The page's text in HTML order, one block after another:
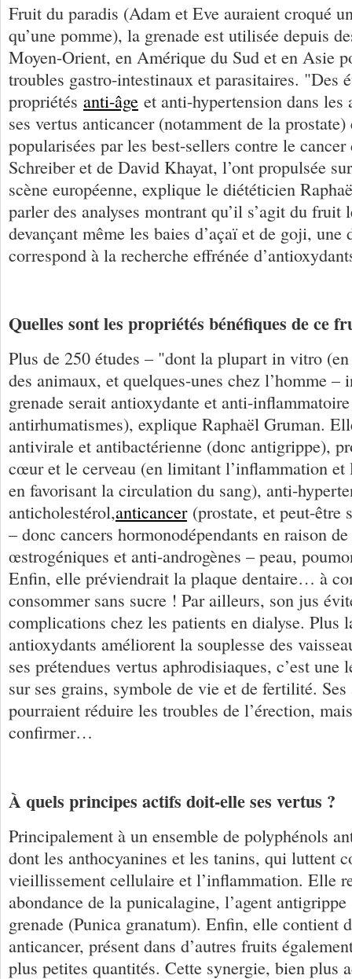
Fruit du paradis (Adam et Eve auraient croqué
qu’une pomme), la grenade est utilisée depuis
Moyen-Orient, en Amérique du Sud et en Asie
troubles gastro-intestinaux et parasitaires. "Des
propriétés anti-âge et anti-hypertension dans les
ses vertus anticancer (notamment de la prostate)
popularisées par les best-sellers contre le
Schreiber et de David Khayat, l’ont propulsée
scène européenne, explique le diététicien
parler des analyses montrant qu’il s’agit du fruit
devançant même les baies d’açaï et de goji,
correspond à la recherche effrénée
Quelles sont les propriétés bénéfiques de ce
Plus de 250 études – "dont la plupart in vitro
des animaux, et quelques-unes chez l’homme –
grenade serait antioxydante et anti-
antirhumatismes), explique Raphaël Gruman.
antivirale et antibactérienne (donc antigrippe),
cœur et le cerveau (en limitant l’inflammation et
en favorisant la circulation du sang), anti-
anticholestérol,anticancer(prostate, et peut-être
– donc cancers hormonodépendants en raison
œstrogéniques et anti-androgènes – peau,
Enfin, elle préviendrait la plaque dentaire… à
consommer sans sucre ! Par ailleurs, son jus
complications chez les patients en dialyse. Plus
antioxydants améliorent la souplesse des
ses prétendues vertus aphrodisiaques, c’est une
sur ses grains, symbole de vie et de fertilité.
pourraient réduire les troubles de l’érection,
confirmer…
À quels principes actifs doit-elle ses vertus ?
Principalement à un ensemble de polyphénols
dont les anthocyanines et les tanins, qui luttent
vieillissement cellulaire et l’inflammation. Elle
abondance de la punicalagine, l’agent
grenade (Punica granatum). Enfin, elle contient
anticancer, présent dans d’autres fruits
plus petites quantités. Cette synergie, bien plus